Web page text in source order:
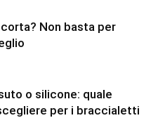
Non basta per
o silicone: quale
per i braccialetti